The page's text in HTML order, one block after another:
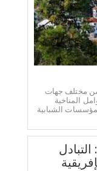
من مختلف جهات
المناخية
الشبابية
التبادل